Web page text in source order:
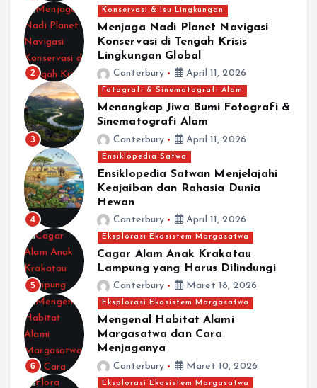
Fotografi & Sinematografi Alam
Menangkap Jiwa Bumi Fotografi &
Sinematografi Alam
April 11, 2026
2
Konservasi & Isu Lingkungan
Menjaga Nadi Planet Navigasi
Konservasi di Tengah Krisis
Lingkungan Global
Canterbury April 11, 2026
3
Fotografi & Sinematografi Alam
Menangkap Jiwa Bumi Fotografi &
Sinematografi Alam
Canterbury April 11, 2026
4
Ensiklopedia Satwa
Ensiklopedia Satwan Menjelajahi
Keajaiban dan Rahasia Dunia
Hewan
Canterbury April 11, 2026
5
Eksplorasi Ekosistem Margasatwa
Cagar Alam Anak Krakatau
Lampung yang Harus Dilindungi
Canterbury Maret 18, 2026
6
Eksplorasi Ekosistem Margasatwa
Mengenal Habitat Alami
Margasatwa dan Cara
Menjaganya
Canterbury Maret 10, 2026
Eksplorasi Ekosistem Margasatwa